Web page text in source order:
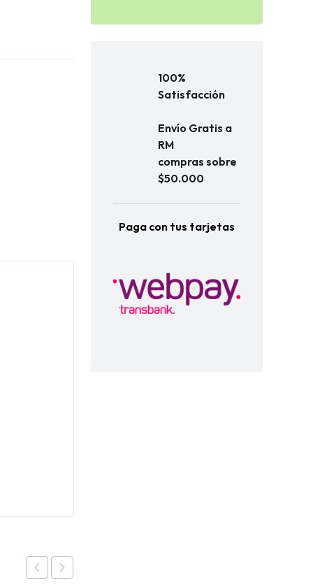
100%
Satisfacción
Envío Gratis a
RM
compras sobre
$50.000
Paga con tus tarjetas